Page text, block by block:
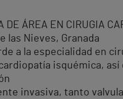
DE ÁREA EN CIRUGIA
las Nieves, Granada
a la especialidad en
isquémica,
invasiva, tanto